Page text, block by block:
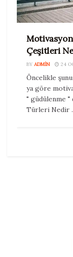
Çeşitleri
BY ADMIN 24
Öncelikle
ya göre
" güdülenme
Türleri Nedir